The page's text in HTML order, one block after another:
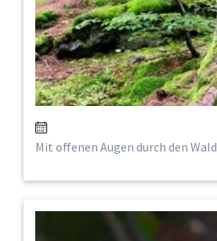
Mit offenen Augen durch den Wald